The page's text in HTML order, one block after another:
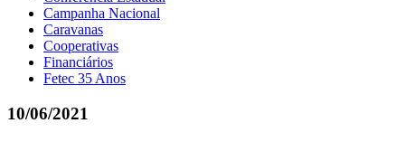
Campanha Nacional
Caravanas
Cooperativas
Financiários
Fetec 35 Anos
10/06/2021